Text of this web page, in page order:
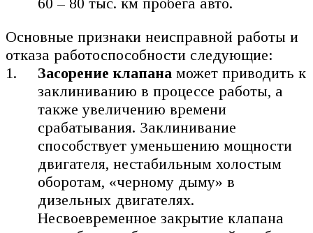
Основные признаки неисправной работы и
отказа работоспособности следующие:
Засорение клапанаможет приводить к
заклиниванию в процессе работы, а
также увеличению времени
срабатывания. Заклинивание
способствует уменьшению мощности
двигателя, нестабильным холостым
оборотам, «черному дыму» в
дизельных двигателях.
Несвоевременное закрытие клапана